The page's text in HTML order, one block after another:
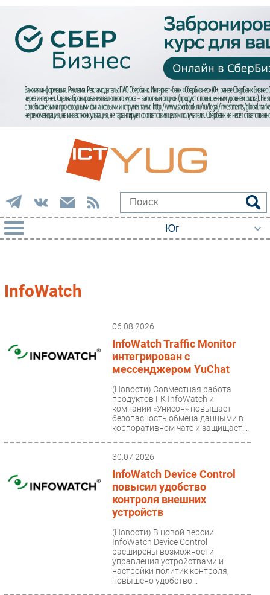
Импорто­замещение
Фиксированная связь
Кадры
InfoWatch
06.08.2026
InfoWatch Traffic Monitor
интегрирован с
мессенджером YuChat
(Новости) Совместная работа
продуктов ГК InfoWatch и
компании «Унисон» повышает
безопасность обмена данными в
корпоративном чате и защищает...
30.07.2026
InfoWatch Device Control
повысил удобство
контроля внешних
устройств
(Новости) В новой версии
InfoWatch Device Control
расширены возможности
управления устройствами и
настройки политик контроля,
повышено удобство...